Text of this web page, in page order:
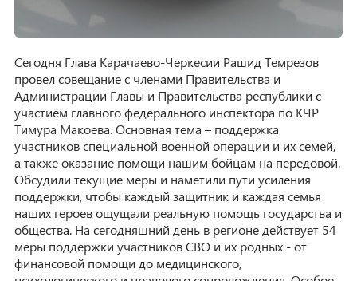
Сегодня Глава Карачаево-Черкесии Рашид Темрезов
провел совещание с членами Правительства и
Администрации Главы и Правительства республики с
участием главного федерального инспектора по КЧР
Тимура Макоева. Основная тема – поддержка
участников специальной военной операции и их семей,
а также оказание помощи нашим бойцам на передовой.
Обсудили текущие меры и наметили пути усиления
поддержки, чтобы каждый защитник и каждая семья
наших героев ощущали реальную помощь государства и
общества. На сегодняшний день в регионе действует 54
меры поддержки участников СВО и их родных - от
финансовой помощи до медицинского,